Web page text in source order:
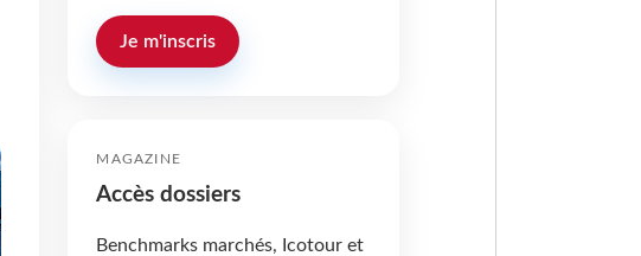
Je m'inscris
MAGAZINE
Accès dossiers
Benchmarks marchés, Icotour et